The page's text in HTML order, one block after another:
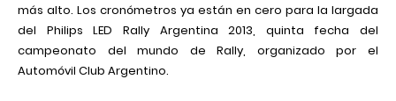
más alto. Los cronómetros ya están en cero para la largada
del Philips LED Rally Argentina 2013, quinta fecha del
campeonato del mundo de Rally, organizado por el
Automóvil Club Argentino.